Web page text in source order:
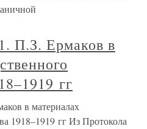
П.З. Ермаков в
гг
в материалах
1918–1919 гг Из Протокола